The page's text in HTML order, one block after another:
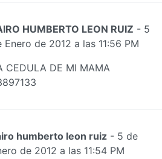
HUMBERTO LEON RUIZ - 5
Enero de 2012 a las 11:56 PM
CEDULA DE MI MAMA
humberto leon ruiz - 5 de
de 2012 a las 11:54 PM